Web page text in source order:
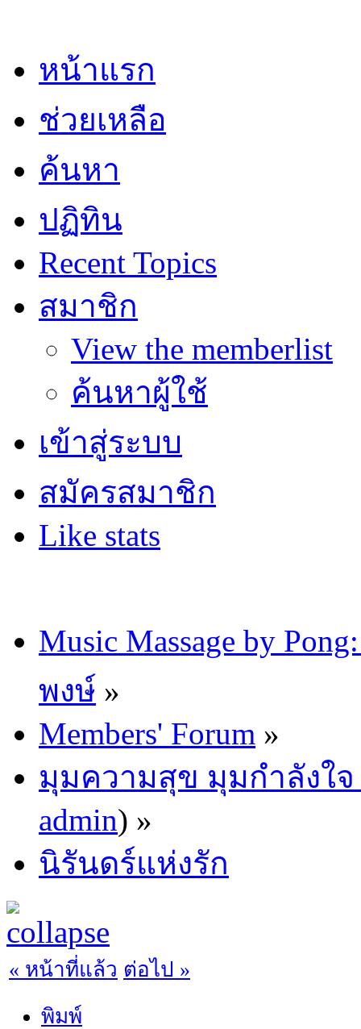
หน้าแรก
ช่วยเหลือ
ค้นหา
ปฏิทิน
Recent Topics
สมาชิก
View the memberlist
ค้นหาผู้ใช้
เข้าสู่ระบบ
สมัครสมาชิก
Like stats
Music Massage by
พงษ์ »
Members' Forum »
มุมความสุข มุมกำลังใ
admin) »
นิรันดร์แห่งรัก
« หน้าที่แล้ว ต่อไป »
พิมพ์